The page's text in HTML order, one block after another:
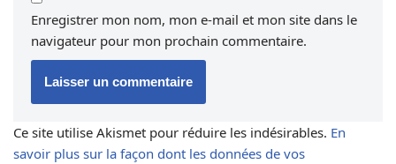
Enregistrer mon nom, mon e-mail et mon site dans le
navigateur pour mon prochain commentaire.
Ce site utilise Akismet pour réduire les indésirables. En
savoir plus sur la façon dont les données de vos